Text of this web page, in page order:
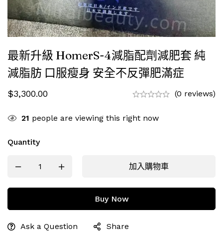
最新升級 HomerS-4減脂配劑減肥套 純
減脂肪 口服瘦身 安全不反彈肥滿症
$3,300.00 (0 reviews)
21 people are viewing this right now
Quantity
加入購物車
Buy Now
Ask a Question Share